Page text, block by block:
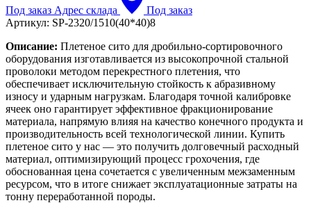
Под заказ Адрес склада
Под заказ
Артикул: SP-2320/1510(40*40)8
Описание: Плетеное сито для дробильно-сортировочного
оборудования изготавливается из высокопрочной стальной
проволоки методом перекрестного плетения, что
обеспечивает исключительную стойкость к абразивному
износу и ударным нагрузкам. Благодаря точной калибровке
ячеек оно гарантирует эффективное фракционирование
материала, напрямую влияя на качество конечного продукта и
производительность всей технологической линии. Купить
плетеное сито у нас — это получить долговечный расходный
материал, оптимизирующий процесс грохочения, где
обоснованная цена сочетается с увеличенным межзаменным
ресурсом, что в итоге снижает эксплуатационные затраты на
тонну переработанной породы.